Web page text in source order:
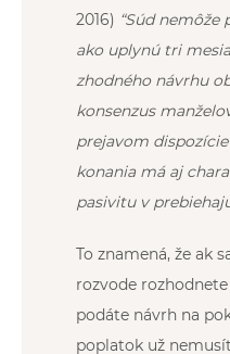
2016) “Súd nemôže
ako uplynú tri
zhodného návrhu
konsenzus
prejavom
konania má aj
pasivitu v
To znamená, že ak
rozvode
podáte návrh na
poplatok už